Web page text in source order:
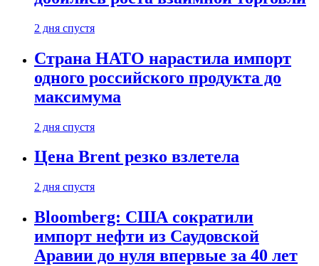
2 дня спустя
Страна НАТО нарастила импорт
одного российского продукта до
максимума
2 дня спустя
Цена Brent резко взлетела
2 дня спустя
Bloomberg: США сократили
импорт нефти из Саудовской
Аравии до нуля впервые за 40 лет